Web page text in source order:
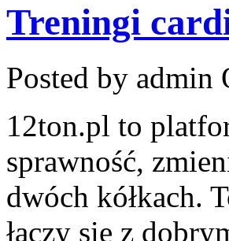
Treningi
Posted by admin
12ton.pl to
sprawność,
dwóch kółkach.
łączy się z